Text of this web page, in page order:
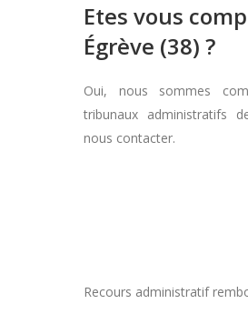
Etes vous
Égrève (38) ?
Oui, nous sommes
tribunaux administratifs
nous contacter.
Recours administratif